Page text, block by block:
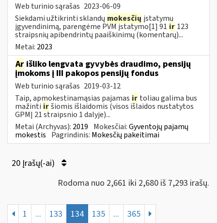
Web turinio sąrašas 2023-06-09
Siekdami užtikrinti sklandų mokesčių įstatymų
įgyvendinimą, parengėme PVM įstatymo[1] 91 ir 123
straipsnių apibendrintų paaiškinimų (komentarų)...
Metai: 2023
Ar išliko lengvata gyvybės draudimo, pensijų
įmokoms į III pakopos pensijų fondus
Web turinio sąrašas 2019-03-12
Taip, apmokestinamąsias pajamas ir toliau galima bus
mažinti iršiomis išlaidomis (visos išlaidos nustatytos
GPMĮ 21 straipsnio 1 dalyje)...
Metai (Archyvas): 2019 Mokesčiai:Gyventojų pajamų
mokestis Pagrindinis: Mokesčių pakeitimai
20 Įrašų(-ai)
Rodoma nuo 2,661 iki 2,680 iš 7,293 irašų.
1 ... 133 134 135 ... 365